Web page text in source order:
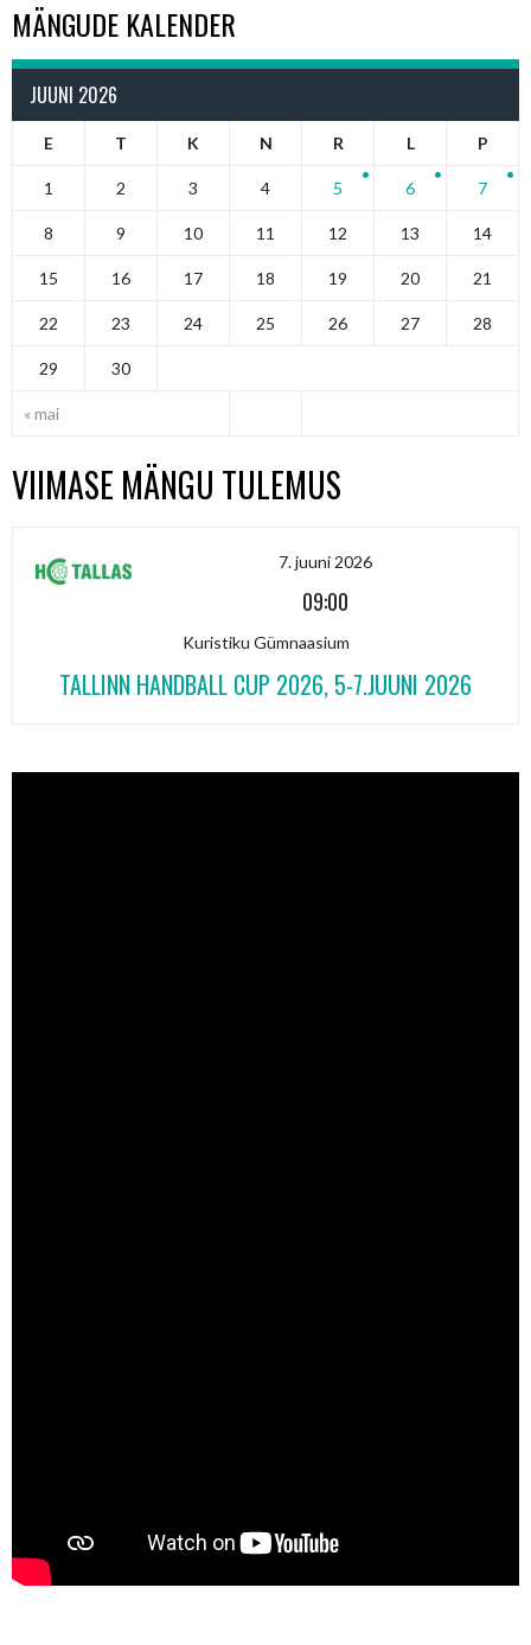
MÄNGUDE KALENDER
JUUNI 2026
E T K N R L P
« mai
1 2 3 4 5 6 7
8 9 10 11 12 13 14
15 16 17 18 19 20 21
22 23 24 25 26 27 28
29 30
VIIMASE MÄNGU TULEMUS
7. juuni 2026
09:00
Kuristiku Gümnaasium
TALLINN HANDBALL CUP 2026, 5-7.JUUNI 2026